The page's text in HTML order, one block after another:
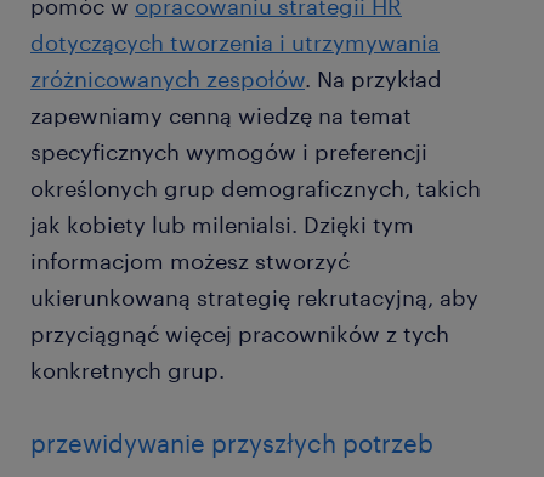
pomóc w opracowaniu strategii HR
dotyczących tworzenia i utrzymywania
zróżnicowanych zespołów. Na przykład
zapewniamy cenną wiedzę na temat
specyficznych wymogów i preferencji
określonych grup demograficznych, takich
jak kobiety lub milenialsi. Dzięki tym
informacjom możesz stworzyć
ukierunkowaną strategię rekrutacyjną, aby
przyciągnąć więcej pracowników z tych
konkretnych grup.
przewidywanie przyszłych potrzeb